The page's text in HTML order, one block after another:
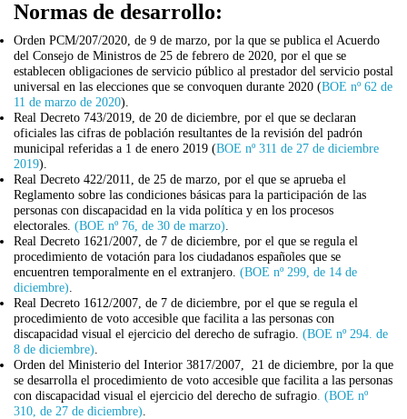
Normas de desarrollo:
Orden PCM/207/2020, de 9 de marzo, por la que se publica el Acuerdo
del Consejo de Ministros de 25 de febrero de 2020, por el que se
establecen obligaciones de servicio público al prestador del servicio postal
universal en las elecciones que se convoquen durante 2020 (BOE nº 62 de
11 de marzo de 2020).
Real Decreto 743/2019, de 20 de diciembre, por el que se declaran
oficiales las cifras de población resultantes de la revisión del padrón
municipal referidas a 1 de enero 2019 (BOE nº 311 de 27 de diciembre
2019).
Real Decreto 422/2011, de 25 de marzo, por el que se aprueba el
Reglamento sobre las condiciones básicas para la participación de las
personas con discapacidad en la vida política y en los procesos
electorales. (BOE nº 76, de 30 de marzo)
Real Decreto 1621/2007, de 7 de diciembre, por el que se regula el
procedimiento de votación para los ciudadanos españoles que se
encuentren temporalmente en el extranjero. (BOE nº 299, de 14 de
diciembre)
Real Decreto 1612/2007, de 7 de diciembre, por el que se regula el
procedimiento de voto accesible que facilita a las personas con
discapacidad visual el ejercicio del derecho de sufragio. (BOE nº 294. de
8 de diciembre)
Orden del Ministerio del Interior 3817/2007, 21 de diciembre, por la que
se desarrolla el procedimiento de voto accesible que facilita a las personas
con discapacidad visual el ejercicio del derecho de sufragio . (BOE nº
310, de 27 de diciembre)